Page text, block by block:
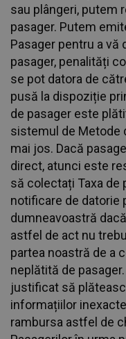
sau plângeri, putem
pasager. Putem
Pasager pentru a vă
pasager, penalități
se pot datora de
pusă la dispoziție
de pasager este
sistemul de Metode
mai jos. Dacă
direct, atunci este
să colectați Taxa de
notificare de datorie
dumneavoastră
astfel de act nu
partea noastră de a
neplătită de
justificat să
informațiilor
rambursa astfel de